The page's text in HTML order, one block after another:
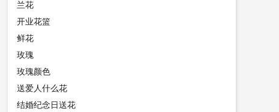
兰花
开业花篮
鲜花
玫瑰
玫瑰颜色
送爱人什么花
结婚纪念日送花